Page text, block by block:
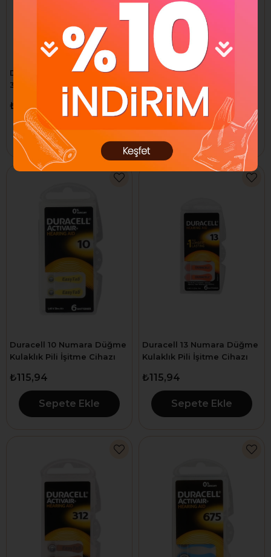
Duracell Lityum Düğme Pil
3 V 2 Lİ 2016
₺206,40
Sepete Ekle
Duracell Lityum Düğme Pil
3 V 4 LÜ LR44
₺206,40
Sepete Ekle
Duracell 10 Numara Düğme
Kulaklık Pili İşitme Cihazı
₺115,94
Sepete Ekle
Duracell 13 Numara Düğme
Kulaklık Pili İşitme Cihazı
₺115,94
Sepete Ekle